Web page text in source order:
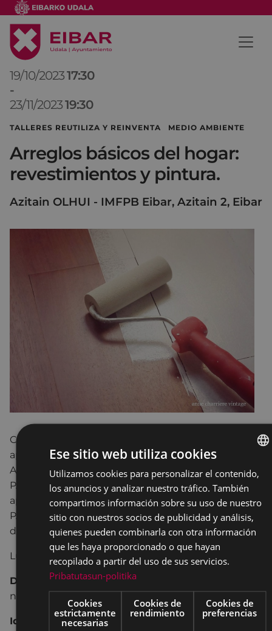
19/10/202317:30
-
23/11/202319:30
TALLERES REUTILIZA Y REINVENTA MEDIO AMBIENTE
Arreglos básicos del hogar:
revestimientos y pintura.
Azitain OLHUI - IMFPB Eibar, Azitain 2, Eibar
Conoceremos las herramientas básicas y
aprenderemos las técnicas para REPARAR y
APLICAR IMPRIMACIONES y PINTURAS en
PAREDES, PUERTAS, MUEBLES…También
aprenderemos a COLOCAR REVESTIMIENTOS de
PAREDES y de SUELOS LAMINADOS, así como
diferentes TÉCNICAS de AISLAMIENTO.
Lugar: Azitain OLHUI – IMFPB Eibar. Azitain 2
Días y hora:19 y 26 de octubre; 2, 9, 16 y 23 de
noviembre:, 17:30 – 19:30
Idioma: bilingüe
Ese sitio web utiliza cookies
Utilizamos cookies para personalizar el contenido,
los anuncios y analizar nuestro tráfico. También
compartimos información sobre su uso de nuestro
sitio con nuestros socios de publicidad y análisis,
quienes pueden combinarla con otra información
que les haya proporcionado o que hayan
recopilado a partir del uso de sus servicios.
Pribatutasun-politika
Cookies
estrictamente
necesarias
Cookies de
rendimiento
Cookies de
preferencias